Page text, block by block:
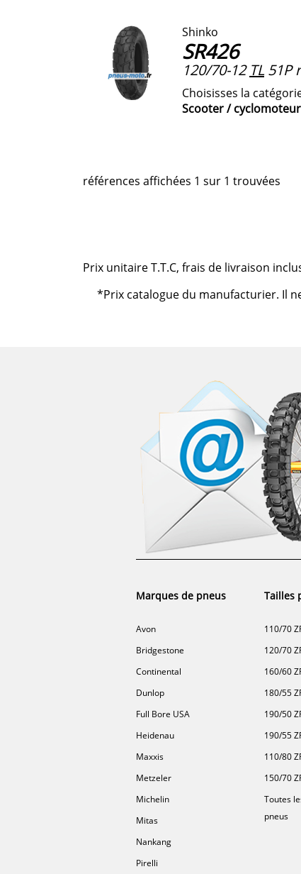
Shinko
SR426
120/70-12 TL51P
Choisisses la
Scooter / cyclomoteur
références affichées 1 sur 1 trouvées
Prix unitaire T.T.C, frais de livraison
*Prix catalogue du manufacturier. Il
Marques de pneus
Avon
Bridgestone
Continental
Dunlop
Full Bore USA
Heidenau
Maxxis
Metzeler
Michelin
Mitas
Nankang
Pirelli
Tailles
110/70
120/70
160/60
180/55
190/50
190/55
110/80
150/70
Toutes
pneus